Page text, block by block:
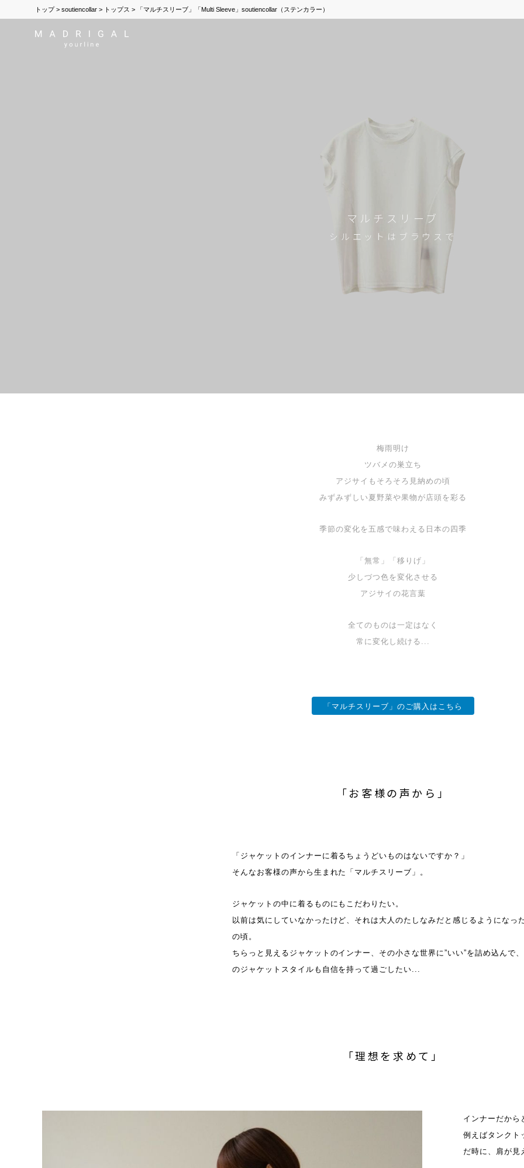
トップ soutiencollar トップス 「マルチスリーブ」「Multi Sleeve」soutiencollar（ステンカラー）
マルチスリーブ
シルエットはブラウスで
梅雨明け
ツバメの巣立ち
アジサイもそろそろ見納めの頃
みずみずしい夏野菜や果物が店頭を彩る
季節の変化を五感で味わえる日本の四季
「無常」「移りげ」
少しづつ色を変化させる
アジサイの花言葉
全てのものは一定はなく
常に変化し続ける...
「マルチスリーブ」のご購入はこちら
「お客様の声から」
「ジャケットのインナーに着るちょうどいものはないですか？」
そんなお客様の声から生まれた「マルチスリーブ」。
ジャケットの中に着るものにもこだわりたい。
以前は気にしていなかったけど、それは大人のたしなみだと感じるようになっ
の頃。
ちらっと見えるジャケットのインナー、その小さな世界に”いい”を詰め込んで、
のジャケットスタイルも自信を持って過ごしたい...
「理想を求めて」
インナーだから
例えばタンクト
だ時に、肩が見